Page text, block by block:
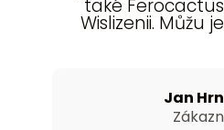
také
Wislizenii. Můžu
Jan